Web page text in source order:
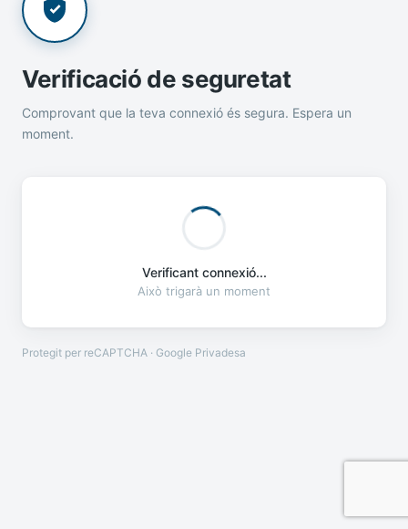
Verificació de seguretat
Comprovant que la teva connexió és segura. Espera un
moment.
Verificant connexió...
Això trigarà un moment
Protegit per reCAPTCHA · Google Privadesa